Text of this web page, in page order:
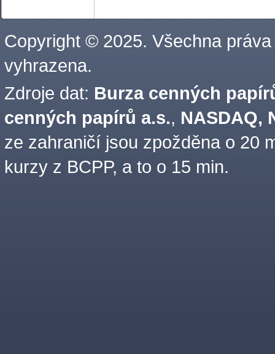
Copyright © 2025. Všechna práva
vyhrazena.
Zdroje dat: Burza cenných
cenných papírů a.s., NASDAQ,
ze zahraničí jsou zpožděna o 20
kurzy z BCPP, a to o 15 min.